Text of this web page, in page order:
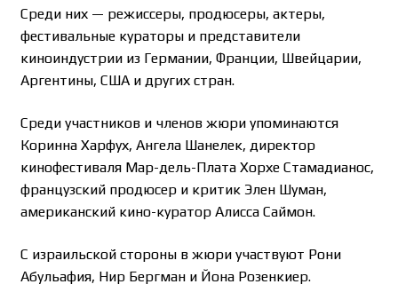
Среди них — режиссеры, продюсеры, актеры,
фестивальные кураторы и представители
киноиндустрии из Германии, Франции, Швейцарии,
Аргентины, США и других стран.
Среди участников и членов жюри упоминаются
Коринна Харфух, Ангела Шанелек, директор
кинофестиваля Мар-дель-Плата Хорхе Стамадианос,
французский продюсер и критик Элен Шуман,
американский кино-куратор Алисса Саймон.
С израильской стороны в жюри участвуют Рони
Абульафия, Нир Бергман и Йона Розенкиер.